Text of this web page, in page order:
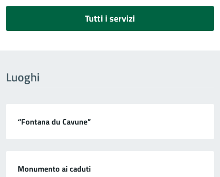
Tutti i servizi
Luoghi
“Fontana du Cavune”
Monumento ai caduti